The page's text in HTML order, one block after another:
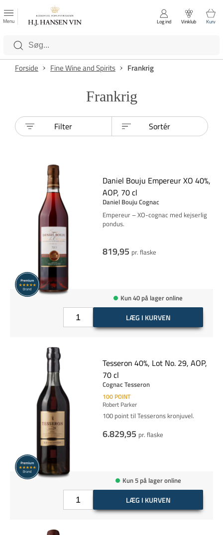
Luk
Kategorier
Menu Log ind Vinklub Kurv
Forside Fine Wine and Spirits Frankrig
Frankrig
Filter Sortér
Daniel Bouju Empereur XO 40%,
AOP, 70 cl
Daniel Bouju Cognac
Empereur – XO-cognac med kejserlig
pondus.
819,95 pr. flaske
Kun 40 på lager online
LÆG I KURVEN
Tesseron 40%, Lot No. 29, AOP,
70 cl
Cognac Tesseron
100 POINT
Robert Parker
100 point til Tesserons kronjuvel.
6.829,95 pr. flaske
Kun 5 på lager online
LÆG I KURVEN